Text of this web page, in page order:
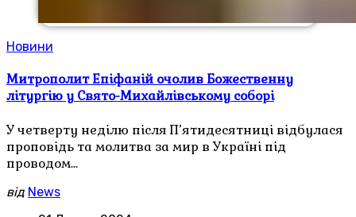
Новини
Митрополит Епіфаній очолив Божественну
літургію у Свято-Михайлівському соборі
У четверту неділю після П’ятидесятниці відбулася
проповідь та молитва за мир в Україні під
проводом…
від News